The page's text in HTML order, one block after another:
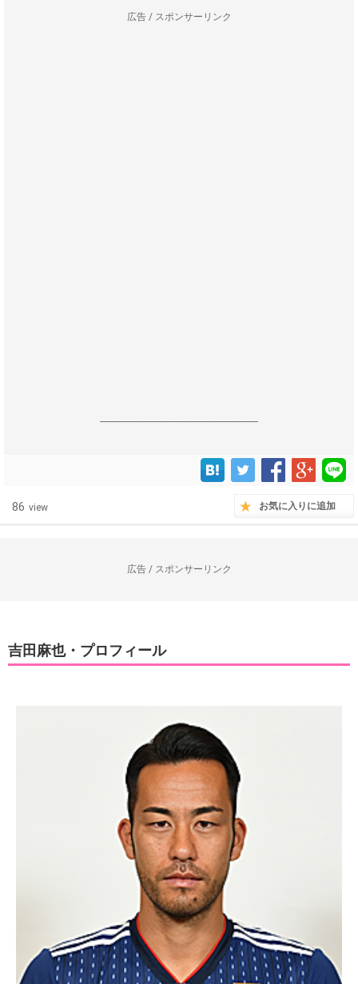
広告 / スポンサーリンク
------------------------------------------------------------------
86 view お気に入りに追加
広告 / スポンサーリンク
吉田麻也・プロフィール